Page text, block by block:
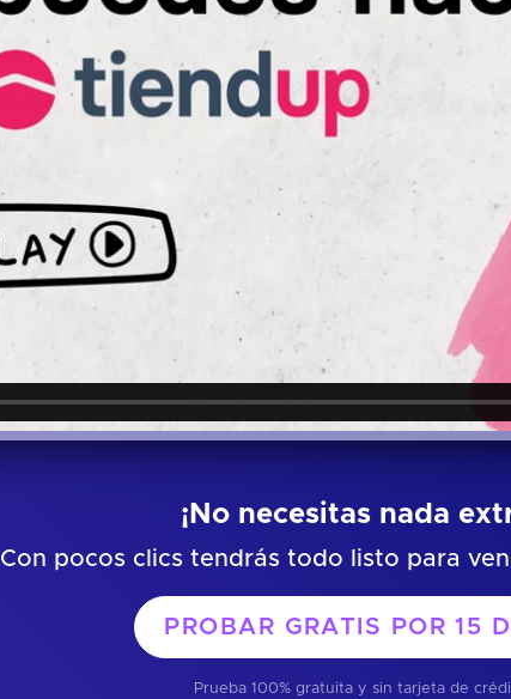
¡No necesitas nada
Con pocos clics tendrás todo listo para
PROBAR GRATIS POR15
Prueba 100% gratuita y sin tarjeta de